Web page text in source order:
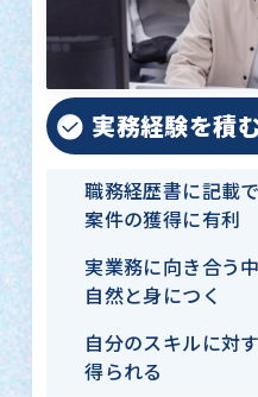
実務経験を積
職務経歴書に記載
案件の獲得に有利
実業務に向き合う
自然と身につく
自分のスキルに対
得られる